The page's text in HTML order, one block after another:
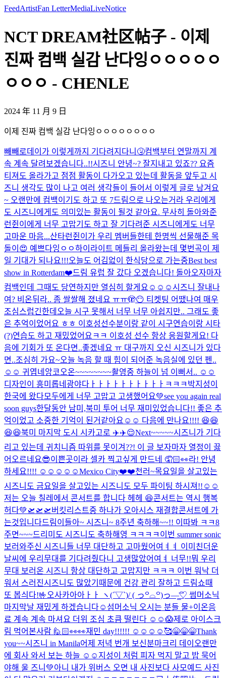
FeedArtistFan LetterMediaLiveNotice
NCT DREAM社区帖子 - 이제
진짜 컴백 실감 난다잉ㅇㅇㅇㅇㅇ
ㅇㅇㅇ - CHENLE
2024 年 11 月 9 日
이제 진짜 컴백 실감 난다잉ㅇㅇㅇㅇㅇㅇㅇㅇ
빼빼로데이가 이렇게까지 기다려지다니🤧컴백부터 연말까지 계
속 계속 달려보겠습니다..!!시즈니 안녕~? 잘지내고 있죠?? 요즘
티져도 올라가고 점점 활동이 다가오고 있는데 활동을 앞두고 시
즈니 생각도 많이 나고 여러 생각들이 들어서 이렇게 글로 남겨요
~ 오랜만에 컴백이기도 하고 또 7드림으로 나오는거라 우리에게
도 시즈니에게도 의미있는 활동이 될것 같아요. 무사히 돌아와준
런쥔이에게 너무 고맙기도 하고 잘 기다려준 시즈니에게도 너무
고마운 마음...산타런쥔이가 우리 멤버들한테 한명씩 선물해준 목
돌이😍 예쁘다잉ㅇㅇ하이라이트 메들리 올라왔는데 몇번곡이 제
일 기대가 되나요!!!오늘도 어김없이 한식당으로 가는중Best best
show in Rotterdam❤️드림 유럽 잘 갔다 오겠습니다! 돌아오자마자
컴백인데 그때도 당연하지만 열심히 할게요☺️☺️☺️ 시즈니 잘내나
여? 비온뒤라.. 좀 쌀쌀해 졌네요 ㅠㅠ🫣😶 티켓팅 어땠나여 매우
조심스럽긴한데 오늘 시구 못해서 너무 너무 아쉽지만.. 그래도 좋
은 추억이었어요 ㅎㅎ 이호성선수분이랑 같이 시구연습이랑 시타
(?)연습도 하고 재밌었어요ㅋㅋ 이호성 선수 항상 응원할게요! 다
음에 기회가 또 온다면..좋겠네요 ㅠ 대구까지 오신 시즈니가 있다
면..조심히 가요~오늘 녹음 할 때 힘이 되어준 녹음실에 있던 펜..
☺️☺️ 귀엽네 앙코오온~~~~~~~~촬영중 하늘이 넘 이뻐서.. ☺️☺️
디자인이 흥미롭네 광야다ㅏㅏㅏㅏㅏㅏㅏㅏㅏㅏㅋㅋㅋ 박지성이
한국에 왔다모두에게 너무 고맙고 고생했어요💚see you again real
soon guys한달동안 남미,북미 투어 너무 재미있었습니다!! 좋은 추
억이었고 소중한 기억이 된거같아요☺️☺️ 다음에 만나요!!!! 😆😆
😆😆북미 마지막 도시 시카고로 ✈️✈️😌Next~~~~~시즈니가 기다
리고 있는데 귀치니즘 따위를 못이겨??! 이 글 보자마자 열정이 끓
어오르네요😎이쁜곳이라 셀카 찍고싶게 만드네 🤦🏻👀라! 안녕
하세요!!!! ☺️☺️☺️☺️☺️Mexico City❤️❤️천러~목요일을 살고있는
시즈니도 금요일을 살고있는 시즈니도 모두 파이팅 하시져!!☺️☺️
저는 오늘 칠레에서 콘서트를 합니다 헤헤 😆콘서트는 역시 행복
허다💚 🛫🛫🛫버킷리스트중 하나가 오아시스 재결합콘서트에 가
는것입니다드림이들아~ 시즈니~ 8주년 축하해~~!! 이따봐 ㅋㅋ8
주면~~~드리미도 시즈니도 축하해영 ㅋㅋㅋㅋ 이번 summer sonic
보러와주신 시즈니들 너무 대단하고 고마웠어여ㅕㅕ 이미친더운
날씨에 우리무대를 기다려줬다니 고생많았어여ㅕ 너무!!뭐 우리
무대 보러온 시즈니 항상 대단하고 고맙지만 ㅋㅋㅋ 이번 워낙 더
워서 스러진시즈니도 많았기때문에 건강 관리 잘하고 드림쇼때
또 봅싀다!🤟 오사카아아ㅏㅏ ヽ(´▽`)/ ( っ꒪⌓꒪)っ—̳͟͞͞♡ 썸머소닉
마지막날 재밌게 하겠습니다☺️ 섬머소닉 오시는 분들 물+이온음
료 계속 계속 마셔요 더위 조심 초큼 떨린다 ☺️☺️😱제로 아이스크
림 먹어본사람 🙋🏻👀👀재민 day!!!!!! ☺️☺️☺️☺️ 🥰😁😁😁Thank
you~~시즈니 in Manila어제 저녁 번개 보신분마크리 데이 오랜만
에 회사 와서 보는 하늘 ☺️☺️ 지성이 처럼 피자 먹지 말고 밥 묵어
야해 울 즈니💚아니 내가 위버스 오면 내 사진보다 사모예드 사진